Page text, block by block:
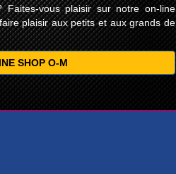
Faites-vous plaisir sur notre on-line
plaisir aux petits et aux grands de
SHOP O-M